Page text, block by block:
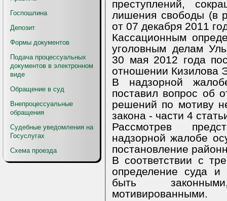
Госпошлина
Депозит
Формы документов
Подача процессуальных
документов в электронном
виде
Обращение в суд
Внепроцессуальные
обращения
Судебные уведомления на
Госуслугах
Схема проезда
преступлений,
лишения свободы (в
от 07 декабря 2011
Кассационным
уголовным делам
30 мая 2012 года
отношении Кизилова
В надзорной
поставил вопрос об
решений по мотиву
закона - части 4
Рассмотрев
надзорной жалобе
постановление
В соответствии с
определение суда и
быть
мотивированными.